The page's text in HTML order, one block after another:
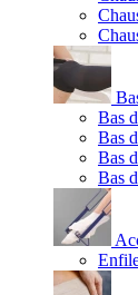
Bas
Bas
Bas
Bas